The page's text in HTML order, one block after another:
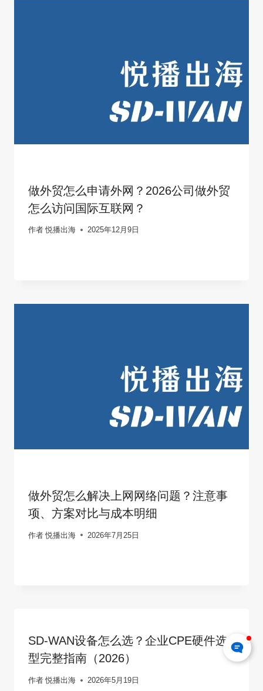
做外贸怎么申请外网？2026公司做外贸
怎么访问国际互联网？
作者 悦播出海 2025年12月9日
做外贸怎么解决上网网络问题？注意事
项、方案对比与成本明细
作者 悦播出海 2026年7月25日
SD-WAN设备怎么选？企业CPE硬件选
型完整指南（2026）
作者 悦播出海 2026年5月19日